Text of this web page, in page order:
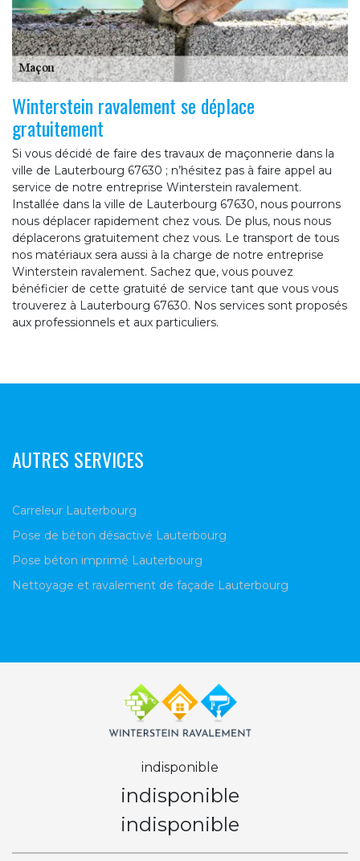
Winterstein ravalement se déplace
gratuitement
Si vous décidé de faire des travaux de maçonnerie dans la
ville de Lauterbourg 67630 ; n’hésitez pas à faire appel au
service de notre entreprise Winterstein ravalement.
Installée dans la ville de Lauterbourg 67630, nous pourrons
nous déplacer rapidement chez vous. De plus, nous nous
déplacerons gratuitement chez vous. Le transport de tous
nos matériaux sera aussi à la charge de notre entreprise
Winterstein ravalement. Sachez que, vous pouvez
bénéficier de cette gratuité de service tant que vous vous
trouverez à Lauterbourg 67630. Nos services sont proposés
aux professionnels et aux particuliers.
AUTRES SERVICES
Carreleur Lauterbourg
Pose de béton désactivé Lauterbourg
Pose béton imprimé Lauterbourg
Nettoyage et ravalement de façade Lauterbourg
indisponible
indisponible
indisponible